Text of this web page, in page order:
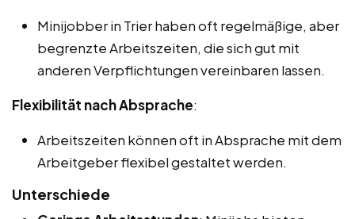
Minijobber in Trier haben oft regelmäßige, aber
begrenzte Arbeitszeiten, die sich gut mit
anderen Verpflichtungen vereinbaren lassen.
Flexibilität nach Absprache:
Arbeitszeiten können oft in Absprache mit dem
Arbeitgeber flexibel gestaltet werden.
Unterschiede